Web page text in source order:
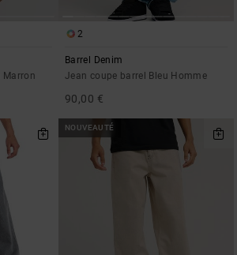
Marron
2
Barrel Denim
Jean coupe barrel Bleu Homme
90,00 €
NOUVEAUTÉ